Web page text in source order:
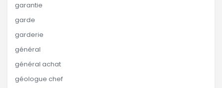
garantie
garde
garderie
général
général achat
géologue chef